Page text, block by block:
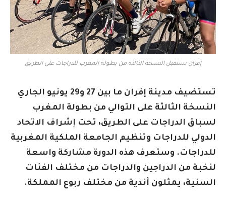
إفران تستقبل النسخة الثالثة من بطولة المغرب للدراجات على الطريق
تستضيف مدينة إفران ما بين 27 و29 يونيو الجاري
النسخة الثالثة على التوالي من بطولة المغرب
لسباق الدراجات على الطريق، تحت إشراف الاتحاد
الدولي للدراجات وتنظيم الجامعة الملكية المغربية
للدراجات. وستعرف هذه الدورة مشاركة واسعة
لنخبة من الدراجين والدراجات من مختلف الفئات
السنية، يمثلون أندية من مختلف ربوع المملكة.